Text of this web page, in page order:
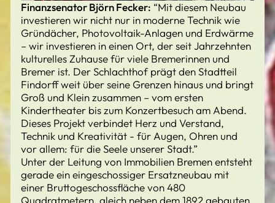
Finanzsenator Björn Fecker: “Mit diesem Neubau
investieren wir nicht nur in moderne Technik wie
Gründächer, Photovoltaik-Anlagen und Erdwärme
– wir investieren in einen Ort, der seit Jahrzehnten
kulturelles Zuhause für viele Bremerinnen und
Bremer ist. Der Schlachthof prägt den Stadtteil
Findorff weit über seine Grenzen hinaus und bringt
Groß und Klein zusammen – vom ersten
Kindertheater bis zum Konzertbesuch am Abend.
Dieses Projekt verbindet Herz und Verstand,
Technik und Kreativität - für Augen, Ohren und
vor allem: für die Seele unserer Stadt.”
Unter der Leitung von Immobilien Bremen entsteht
gerade ein eingeschossiger Ersatzneubau mit
einer Bruttogeschossfläche von 480
Quadratmetern, gleich neben dem 1892 gebauten